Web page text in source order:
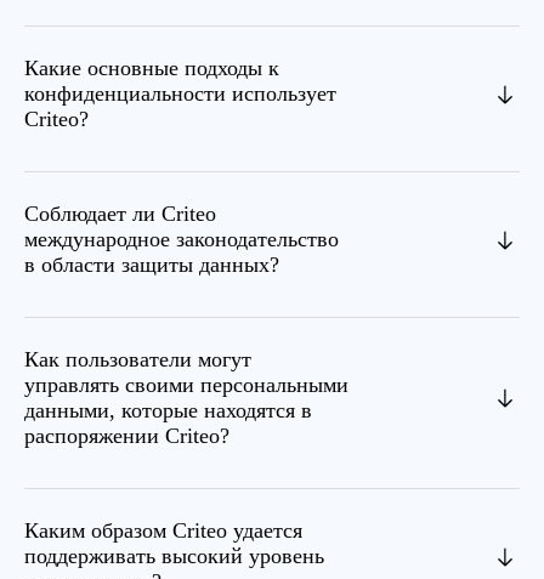
Какие основные подходы к
конфиденциальности использует
Criteo?
Соблюдает ли Criteo
международное законодательство
в области защиты данных?
Как пользователи могут
управлять своими персональными
данными, которые находятся в
распоряжении Criteo?
Каким образом Criteo удается
поддерживать высокий уровень